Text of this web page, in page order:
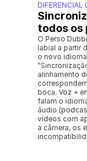
DIFERENCIAL
todos os
O Perso
labial a partir
o novo
alinhamento
boca. Voz +
falam o
áudio
vídeos com
a câmera, os